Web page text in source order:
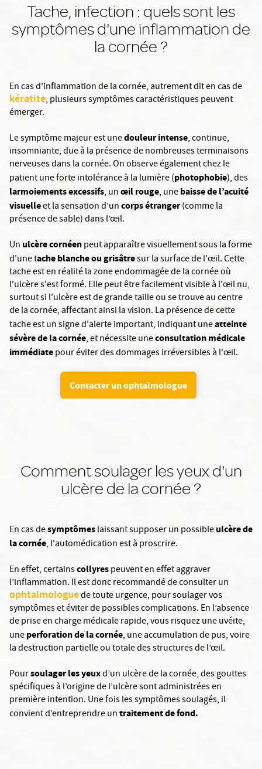
Tache, infection : quels sont les
symptômes d'une inflammation de
la cornée ?
En cas d’inflammation de la cornée, autrement dit en cas de
kératite, plusieurs symptômes caractéristiques peuvent
émerger.
Le symptôme majeur est unedouleur intense, continue,
insomniante, due à la présence de nombreuses terminaisons
nerveuses dans la cornée. On observe également chez le
patient une forte intolérance à la lumière (photophobie), des
larmoiements excessifs, unœil rouge, unebaisse de l’acuité
visuelleet la sensation d’uncorps étranger(comme la
présence de sable) dans l’œil.
Un ulcère cornéenpeut apparaître visuellement sous la forme
d'une tache blanche ou grisâtresur la surface de l'œil. Cette
tache est en réalité la zone endommagée de la cornée où
l'ulcère s'est formé. Elle peut être facilement visible à l'œil nu,
surtout si l'ulcère est de grande taille ou se trouve au centre
de la cornée, affectant ainsi la vision. La présence de cette
tache est un signe d'alerte important, indiquant uneatteinte
sévère de la cornée, et nécessite uneconsultation médicale
immédiatepour éviter des dommages irréversibles à l'œil.
Contacter un ophtalmologue
Comment soulager les yeux d'un
ulcère de la cornée ?
En cas desymptômeslaissant supposer un possibleulcère de
la cornée, l'automédication est à proscrire.
En effet, certainscollyrespeuvent en effet aggraver
l’inflammation. Il est donc recommandé de consulter un
ophtalmologuede toute urgence, pour soulager vos
symptômes et éviter de possibles complications. En l’absence
de prise en charge médicale rapide, vous risquez une uvéite,
uneperforation de la cornée, une accumulation de pus, voire
la destruction partielle ou totale des structures de l’œil.
Poursoulager les yeuxd’un ulcère de la cornée, des gouttes
spécifiques à l’origine de l’ulcère sont administrées en
première intention. Une fois les symptômes soulagés, il
convient d’entreprendre untraitement de fond.